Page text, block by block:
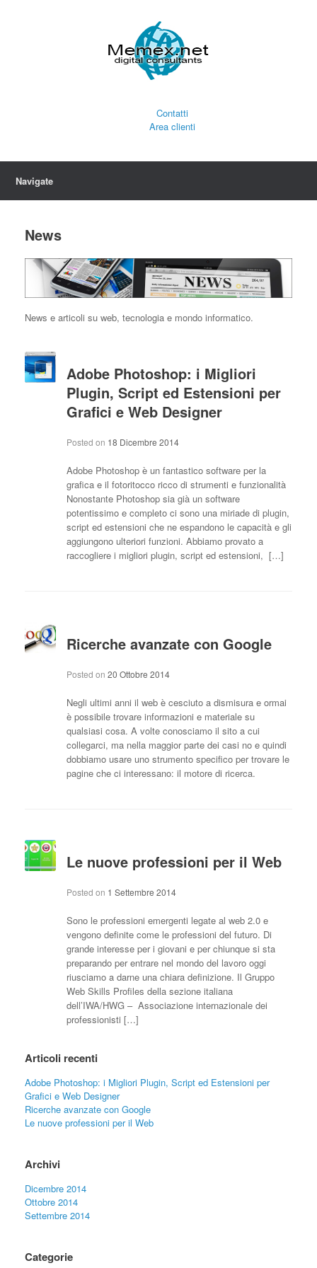
Contatti
Area clienti
Navigate
News
News e articoli su web, tecnologia e mondo informatico.
Adobe Photoshop: i Migliori
Plugin, Script ed Estensioni per
Grafici e Web Designer
Posted on 18 Dicembre 2014
Adobe Photoshop è un fantastico software per la
grafica e il fotoritocco ricco di strumenti e funzionalità
Nonostante Photoshop sia già un software
potentissimo e completo ci sono una miriade di plugin,
script ed estensioni che ne espandono le capacità e gli
aggiungono ulteriori funzioni. Abbiamo provato a
raccogliere i migliori plugin, script ed estensioni, […]
Ricerche avanzate con Google
Posted on 20 Ottobre 2014
Negli ultimi anni il web è cesciuto a dismisura e ormai
è possibile trovare informazioni e materiale su
qualsiasi cosa. A volte conosciamo il sito a cui
collegarci, ma nella maggior parte dei casi no e quindi
dobbiamo usare uno strumento specifico per trovare le
pagine che ci interessano: il motore di ricerca.
Le nuove professioni per il Web
Posted on 1 Settembre 2014
Sono le professioni emergenti legate al web 2.0 e
vengono definite come le professioni del futuro. Di
grande interesse per i giovani e per chiunque si sta
preparando per entrare nel mondo del lavoro oggi
riusciamo a darne una chiara definizione. Il Gruppo
Web Skills Profiles della sezione italiana
dell’IWA/HWG – Associazione internazionale dei
professionisti […]
Articoli recenti
Adobe Photoshop: i Migliori Plugin, Script ed Estensioni per
Grafici e Web Designer
Ricerche avanzate con Google
Le nuove professioni per il Web
Archivi
Dicembre 2014
Ottobre 2014
Settembre 2014
Categorie